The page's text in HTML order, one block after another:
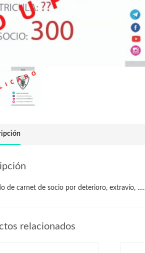
de carnet de socio por deterioro, extravío, ….
relacionados